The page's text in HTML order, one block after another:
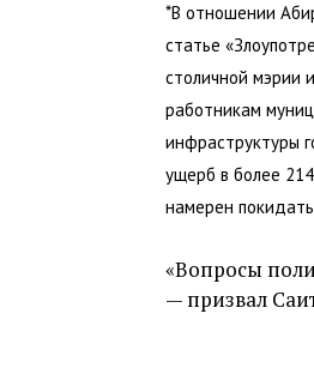
*В отношении
статье
столичной мэрии
работникам
инфраструктуры
ущерб в более
намерен
«Вопросы
— призвал